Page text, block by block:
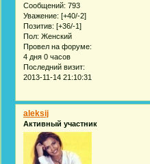
Сообщений: 793
Уважение: [+40/-2]
Позитив: [+36/-1]
Пол: Женский
Провел на форуме:
4 дня 0 часов
Последний визит:
2013-11-14 21:10:31
aleksij
Активный участник